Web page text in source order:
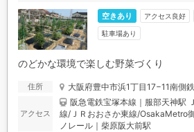
空きあり アクセス良好
駐車場あり
のどかな環境で楽しむ野菜づくり
住所 大阪府豊中市浜1丁目17−11南側
アクセス
阪急電鉄宝塚本線｜服部天神駅
線/ＪＲおおさか東線/OsakaMetro
ノレール｜柴原阪大前駅